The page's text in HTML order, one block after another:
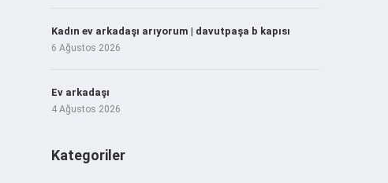
Kadın ev arkadaşı arıyorum | davutpaşa b kapısı
6 Ağustos 2026
Ev arkadaşı
4 Ağustos 2026
Kategoriler